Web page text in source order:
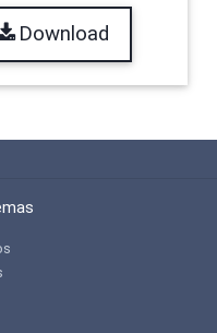
Download